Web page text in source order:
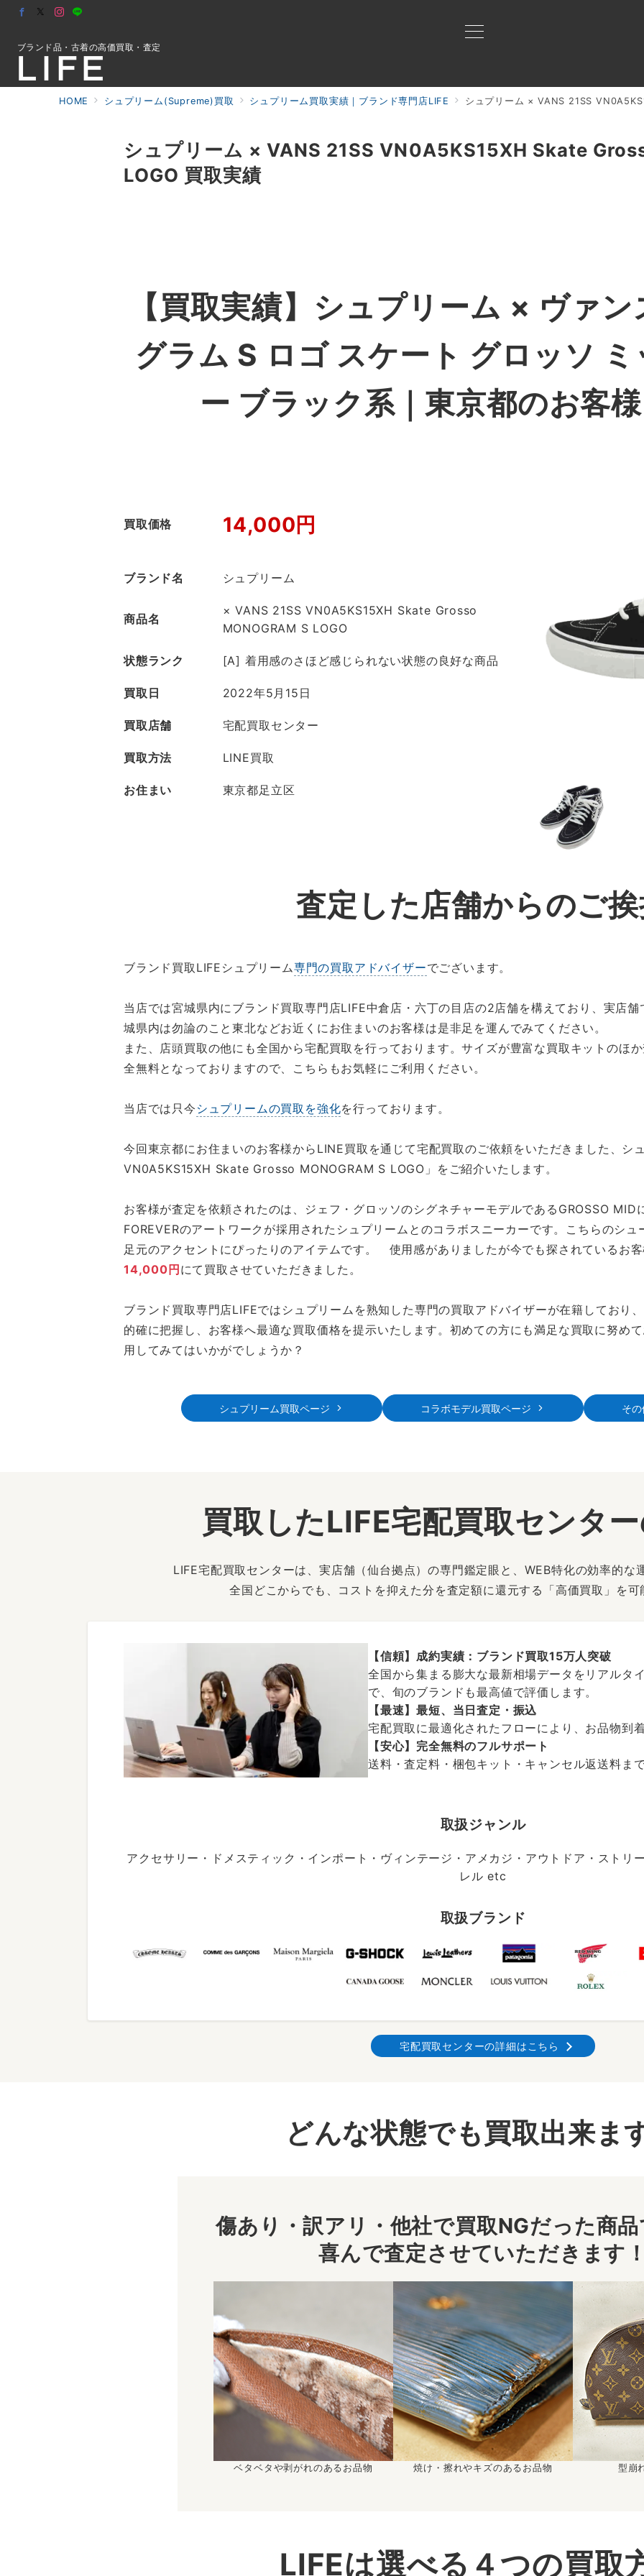
ブランド品・古着の高価買取・査定
HOME シュプリーム(Supreme)買取 シュプリーム買取実績｜ブランド専門店LIFE シュプリーム × VANS 21SS
シュプリーム × VANS 21SS VN0A5KS15XH Skate
LOGO 買取実績
【買取実績】シュプリーム × ヴァン
グラム S ロゴ スケート グロッソ
ー ブラック系｜東京都のお客
買取価格 14,000円
ブランド名 シュプリーム
商品名
× VANS 21SS VN0A5KS15XH Skate Grosso
MONOGRAM S LOGO
状態ランク [A] 着用感のさほど感じられない状態の良好な商品
買取日 2022年5月15日
買取店舗 宅配買取センター
買取方法 LINE買取
お住まい 東京都足立区
査定した店舗からのご
ブランド買取LIFEシュプリーム専門の買取アドバイザーでございます。
当店では宮城県内にブランド買取専門店LIFE中倉店・六丁の目店の2店舗を構えており、実店
城県内は勿論のこと東北などお近くにお住まいのお客様は是非足を運んでみてください。
また、店頭買取の他にも全国から宅配買取を行っております。サイズが豊富な買取キットのほ
全無料となっておりますので、こちらもお気軽にご利用ください。
当店では只今 シュプリームの買取を強化を行っております。
今回東京都にお住まいのお客様からLINE買取を通じて宅配買取のご依頼をいただきました、シ
VN0A5KS15XH Skate Grosso MONOGRAM S LOGO」をご紹介いたします。
お客様が査定を依頼されたのは、ジェフ・グロッソのシグネチャーモデルであるGROSSO MID
FOREVERのアートワークが採用されたシュプリームとのコラボスニーカーです。こちらのシ
足元のアクセントにぴったりのアイテムです。 使用感がありましたが今でも探されているお
14,000円 にて買取させていただきました。
ブランド買取専門店LIFEではシュプリームを熟知した専門の買取アドバイザーが在籍しており
的確に把握し、お客様へ最適な買取価格を提示いたします。初めての方にも満足な買取に努め
用してみてはいかがでしょうか？
シュプリーム買取ページ コラボモデル買取ページ そ
買取したLIFE宅配買取センタ
LIFE宅配買取センターは、実店舗（仙台拠点）の専門鑑定眼と、WEB特化の効率的な
全国どこからでも、コストを抑えた分を査定額に還元する「高価買取」を
【信頼】成約実績：ブランド買取15万人突破
全国から集まる膨大な最新相場データをリアルタ
で、旬のブランドも最高値で評価します。
【最速】最短、当日査定・振込
宅配買取に最適化されたフローにより、お品物到
【安心】完全無料のフルサポート
送料・査定料・梱包キット・キャンセル返送料ま
取扱ジャンル
アクセサリー・ドメスティック・インポート・ヴィンテージ・アメカジ・アウトドア・ストリ
レル etc
取扱ブランド
宅配買取センターの詳細はこちら
どんな状態でも買取出来ま
傷あり・訳アリ・他社で買取NGだった商
喜んで査定させていただきます
ベタベタや剥がれのあるお品物 焼け・擦れやキズのあるお品物 型崩
LIFEは選べる４つの買取